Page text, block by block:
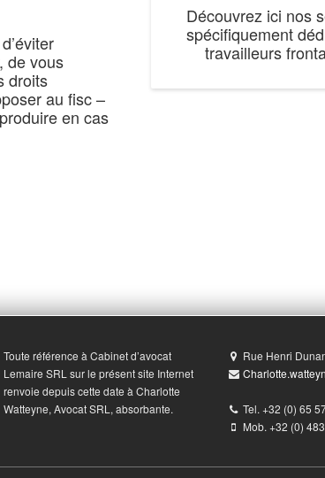
de vous
droits
au fisc –
en cas
Découvrez ici nos
spécifiquement
travailleurs
Toute référence à Cabinet d’avocat
Lemaire SRL sur le présent site Internet
renvoie depuis cette date à Charlotte
Watteyne, Avocat SRL, absorbante.
Rue Henri
Tel. +32 (0) 65
Mob. +32 (0)